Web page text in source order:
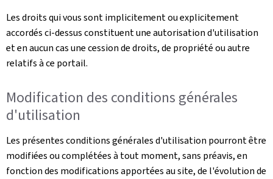
Les droits qui vous sont implicitement ou explicitement
accordés ci-dessus constituent une autorisation d'utilisation
et en aucun cas une cession de droits, de propriété ou autre
relatifs à ce portail.
Modification des conditions générales
d'utilisation
Les présentes conditions générales d'utilisation pourront être
modifiées ou complétées à tout moment, sans préavis, en
fonction des modifications apportées au site, de l'évolution de